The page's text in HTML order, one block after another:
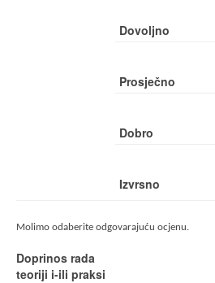
Dovoljno
Prosječno
Dobro
Izvrsno
Molimo odaberite odgovarajuću ocjenu.
Doprinos rada
teoriji i-ili praksi